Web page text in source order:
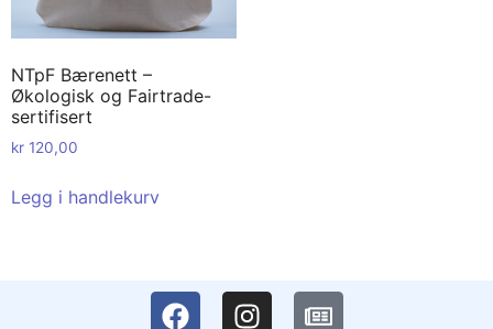
NTpF Bærenett –
Økologisk og Fairtrade-
sertifisert
kr 120,00
Legg i handlekurv